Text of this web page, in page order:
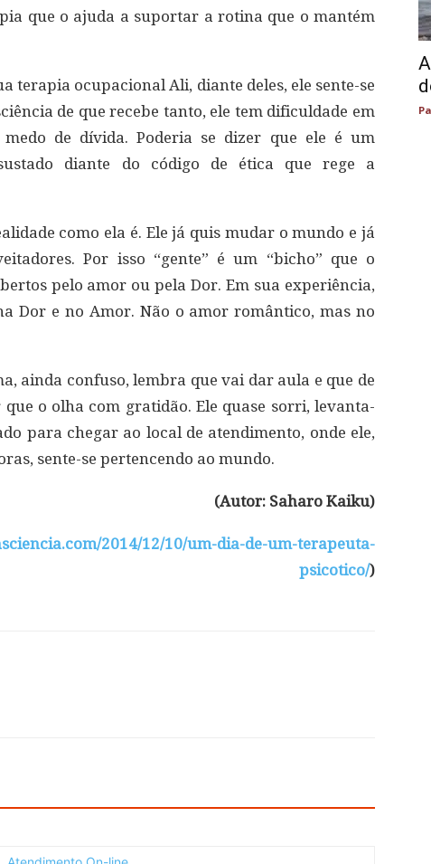
que o ajuda a suportar a rotina que o mantém
terapia ocupacional Ali, diante deles, ele sente-se
de que recebe tanto, ele tem dificuldade em
de dívida. Poderia se dizer que ele é um
diante do código de ética que rege a
como ela é. Ele já quis mudar o mundo e já
Por isso “gente” é um “bicho” que o
pelo amor ou pela Dor. Em sua experiência,
Dor e no Amor. Não o amor romântico, mas no
ainda confuso, lembra que vai dar aula e que de
o olha com gratidão. Ele quase sorri, levanta-
para chegar ao local de atendimento, onde ele,
sente-se pertencendo ao mundo.
(Autor: Saharo Kaiku)
2014/12/10/um-dia-de-um-terapeuta-
psicotico/)